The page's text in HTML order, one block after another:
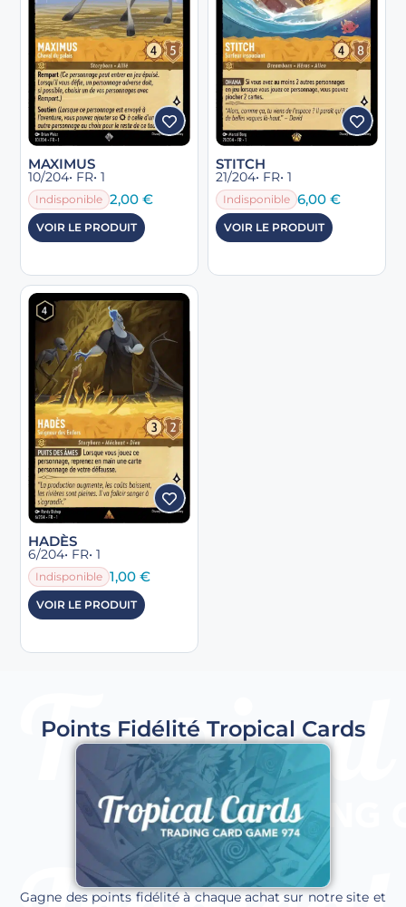
MAXIMUS
10/204• FR• 1
Indisponible 2,00€
VOIR LE PRODUIT
STITCH
21/204• FR• 1
Indisponible 6,00 €
VOIR LE PRODUIT
HADÈS
6/204• FR• 1
Indisponible 1,00€
VOIR LE PRODUIT
Points Fidélité Tropical Cards
Gagne des points fidélité à chaque achat sur notre site et